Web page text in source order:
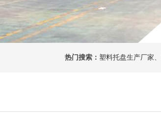
热门搜索： 塑料托盘生产厂家、